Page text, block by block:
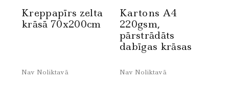
Kreppapīrs zelta
krāsā 70x200cm
Nav Noliktavā
Kartons A4
220gsm,
pārstrādāts
dabīgas krāsas
Nav Noliktavā